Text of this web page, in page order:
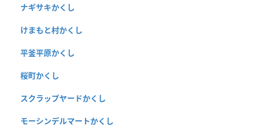
ナギサキかくし
けまもと村かくし
平釜平原かくし
桜町かくし
スクラップヤードかくし
モーシンデルマートかくし